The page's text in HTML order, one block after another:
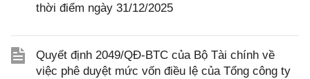
thời điểm ngày 31/12/2025
Quyết định 2049/QĐ-BTC của Bộ Tài chính về
việc phê duyệt mức vốn điều lệ của Tổng công ty